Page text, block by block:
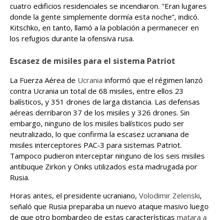
cuatro edificios residenciales se incendiaron. "Eran lugares
donde la gente simplemente dormía esta noche”, indicó.
Kitschko, en tanto, llamó a la población a permanecer en
los refugios durante la ofensiva rusa.
Escasez de misiles para el sistema Patriot
La Fuerza Aérea de Ucrania informó que el régimen lanzó
contra Ucrania un total de 68 misiles, entre ellos 23
balísticos, y 351 drones de larga distancia. Las defensas
aéreas derribaron 37 de los misiles y 326 drones. Sin
embargo, ninguno de los misiles balísticos pudo ser
neutralizado, lo que confirma la escasez ucraniana de
misiles interceptores PAC-3 para sistemas Patriot.
Tampoco pudieron interceptar ninguno de los seis misiles
antibuque Zirkon y Oniks utilizados esta madrugada por
Rusia.
Horas antes, el presidente ucraniano, Volodimir Zelenski,
señaló que Rusia preparaba un nuevo ataque masivo luego
de que otro bombardeo de estas características matara a